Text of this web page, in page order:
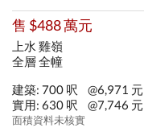
售 $488 萬元
上水 雞嶺
全層 全幢
建築: 700 呎
@6,971 元
實用: 630 呎
@7,746 元
面積資料未核實